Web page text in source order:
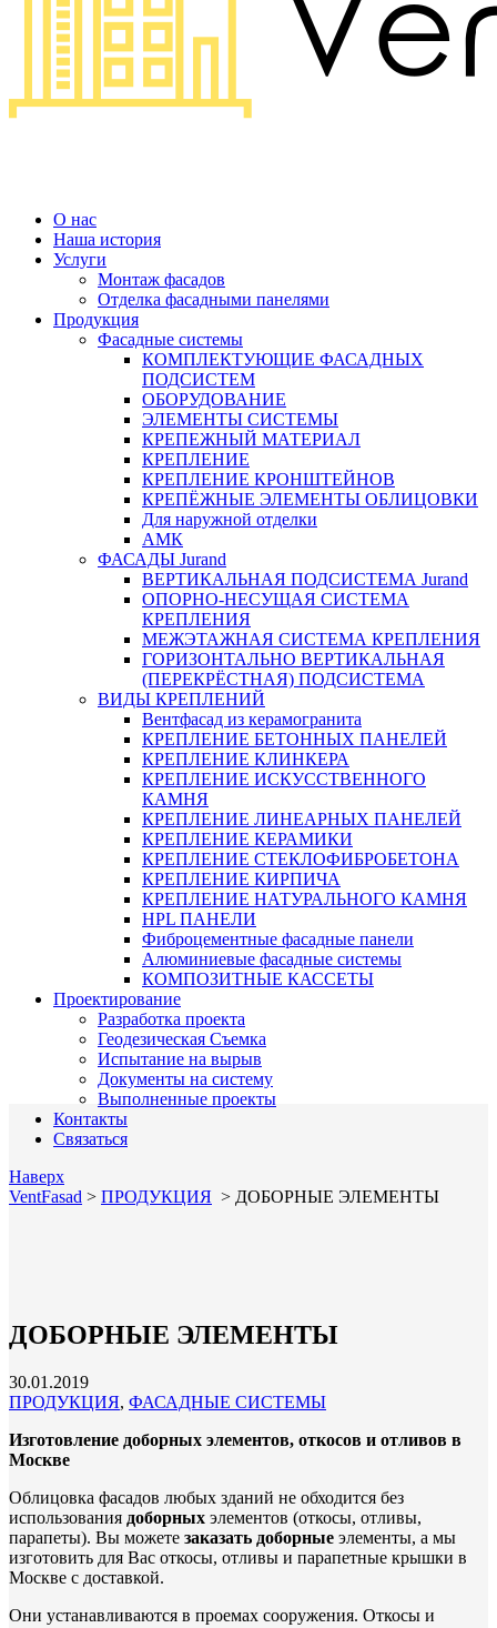
О нас
Наша история
Услуги
Монтаж фасадов
Отделка фасадными панелями
Продукция
Фасадные системы
КОМПЛЕКТУЮЩИЕ ФАСАДНЫХ
ПОДСИСТЕМ
ОБОРУДОВАНИЕ
ЭЛЕМЕНТЫ СИСТЕМЫ
КРЕПЕЖНЫЙ МАТЕРИАЛ
КРЕПЛЕНИЕ
КРЕПЛЕНИЕ КРОНШТЕЙНОВ
КРЕПЁЖНЫЕ ЭЛЕМЕНТЫ ОБЛИЦОВКИ
Для наружной отделки
АМК
ФАСАДЫ Jurand
ВЕРТИКАЛЬНАЯ ПОДСИСТЕМА Jurand
ОПОРНО-НЕСУЩАЯ СИСТЕМА
КРЕПЛЕНИЯ
МЕЖЭТАЖНАЯ СИСТЕМА КРЕПЛЕНИЯ
ГОРИЗОНТАЛЬНО ВЕРТИКАЛЬНАЯ
(ПЕРЕКРЁСТНАЯ) ПОДСИСТЕМА
ВИДЫ КРЕПЛЕНИЙ
Вентфасад из керамогранита
КРЕПЛЕНИЕ БЕТОННЫХ ПАНЕЛЕЙ
КРЕПЛЕНИЕ КЛИНКЕРА
КРЕПЛЕНИЕ ИСКУССТВЕННОГО
КАМНЯ
КРЕПЛЕНИЕ ЛИНЕАРНЫХ ПАНЕЛЕЙ
КРЕПЛЕНИЕ КЕРАМИКИ
КРЕПЛЕНИЕ СТЕКЛОФИБРОБЕТОНА
КРЕПЛЕНИЕ КИРПИЧА
КРЕПЛЕНИЕ НАТУРАЛЬНОГО КАМНЯ
HPL ПАНЕЛИ
Фиброцементные фасадные панели
Алюминиевые фасадные системы
КОМПОЗИТНЫЕ КАССЕТЫ
Проектирование
Разработка проекта
Геодезическая Съемка
Испытание на вырыв
Документы на систему
Выполненные проекты
Контакты
Связаться
Наверх
VentFasad > ПРОДУКЦИЯ > ДОБОРНЫЕ ЭЛЕМЕНТЫ
ДОБОРНЫЕ ЭЛЕМЕНТЫ
30.01.2019
ПРОДУКЦИЯ, ФАСАДНЫЕ СИСТЕМЫ
Изготовление доборных элементов, откосов и отливов в
Москве
Облицовка фасадов любых зданий не обходится без
использования доборных элементов (откосы, отливы,
парапеты). Вы можете заказать доборные элементы, а мы
изготовить для Вас откосы, отливы и парапетные крышки в
Москве с доставкой.
Они устанавливаются в проемах сооружения. Откосы и